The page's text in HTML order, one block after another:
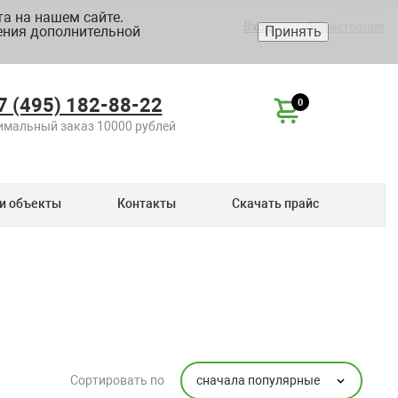
Вход Регистрация
(495) 182-88-22
заказ 10000 рублей
0
объекты Контакты Скачать прайс
Сортировать по сначала популярные
на нашем сайте.
дополнительной
Принять